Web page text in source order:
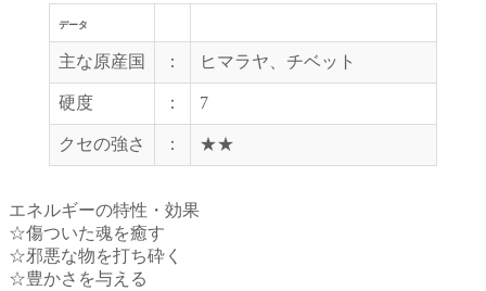
データ
主な原産国 ： ヒマラヤ、チベット
硬度 ： 7
クセの強さ ： ★★
エネルギーの特性・効果
☆傷ついた魂を癒す
☆邪悪な物を打ち砕く
☆豊かさを与える